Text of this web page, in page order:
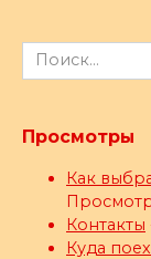
Search
for:
Просмотры
Как
Контакты
Куда